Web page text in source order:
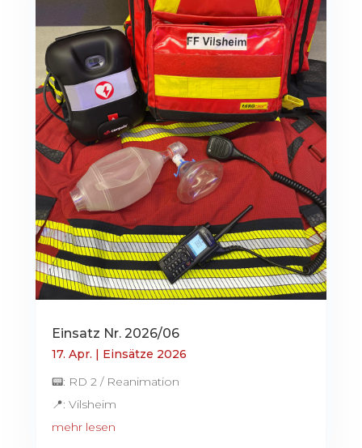
Einsatz Nr. 2026/06
17. Apr. | Einsätze 2026
📟: RD 2 / Reanimation
📍: Vilsheim
mehr lesen